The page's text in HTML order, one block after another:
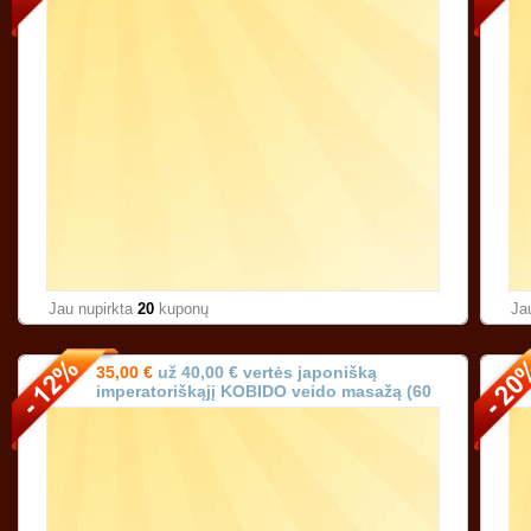
Jau nupirkta 20 kuponų
35,00 € už 40,00 € vertės japonišką
imperatoriškąjį KOBIDO veido masažą (60
min.) Vilniuje!